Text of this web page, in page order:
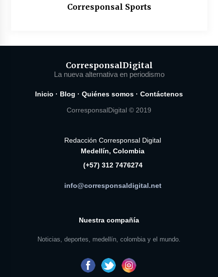
Corresponsal Sports
CorresponsalDigital
La nueva alternativa en periodismo
Inicio · Blog · Quiénes somos · Contáctenos
CorresponsalDigital © 2019
Redacción Corresponsal Digital
Medellín, Colombia
(+57) 312 7476274
info@corresponsaldigital.net
Nuestra compañía
Noticias, deportes, medellín, colombia y el mundo.